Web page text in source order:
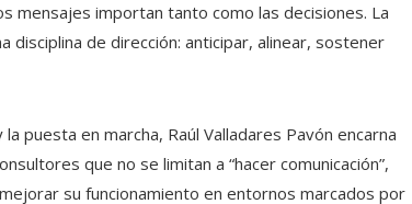
mensajes importan tanto como las decisiones. La
disciplina de dirección: anticipar, alinear, sostener
puesta en marcha, Raúl Valladares Pavón encarna
que no se limitan a “hacer comunicación”,
su funcionamiento en entornos marcados por